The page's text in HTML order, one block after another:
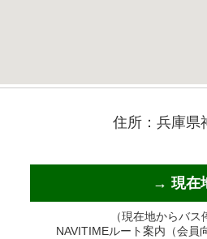
住所：兵庫県
→ 現在
（現在地からバ
NAVITIMEルート案内（会員